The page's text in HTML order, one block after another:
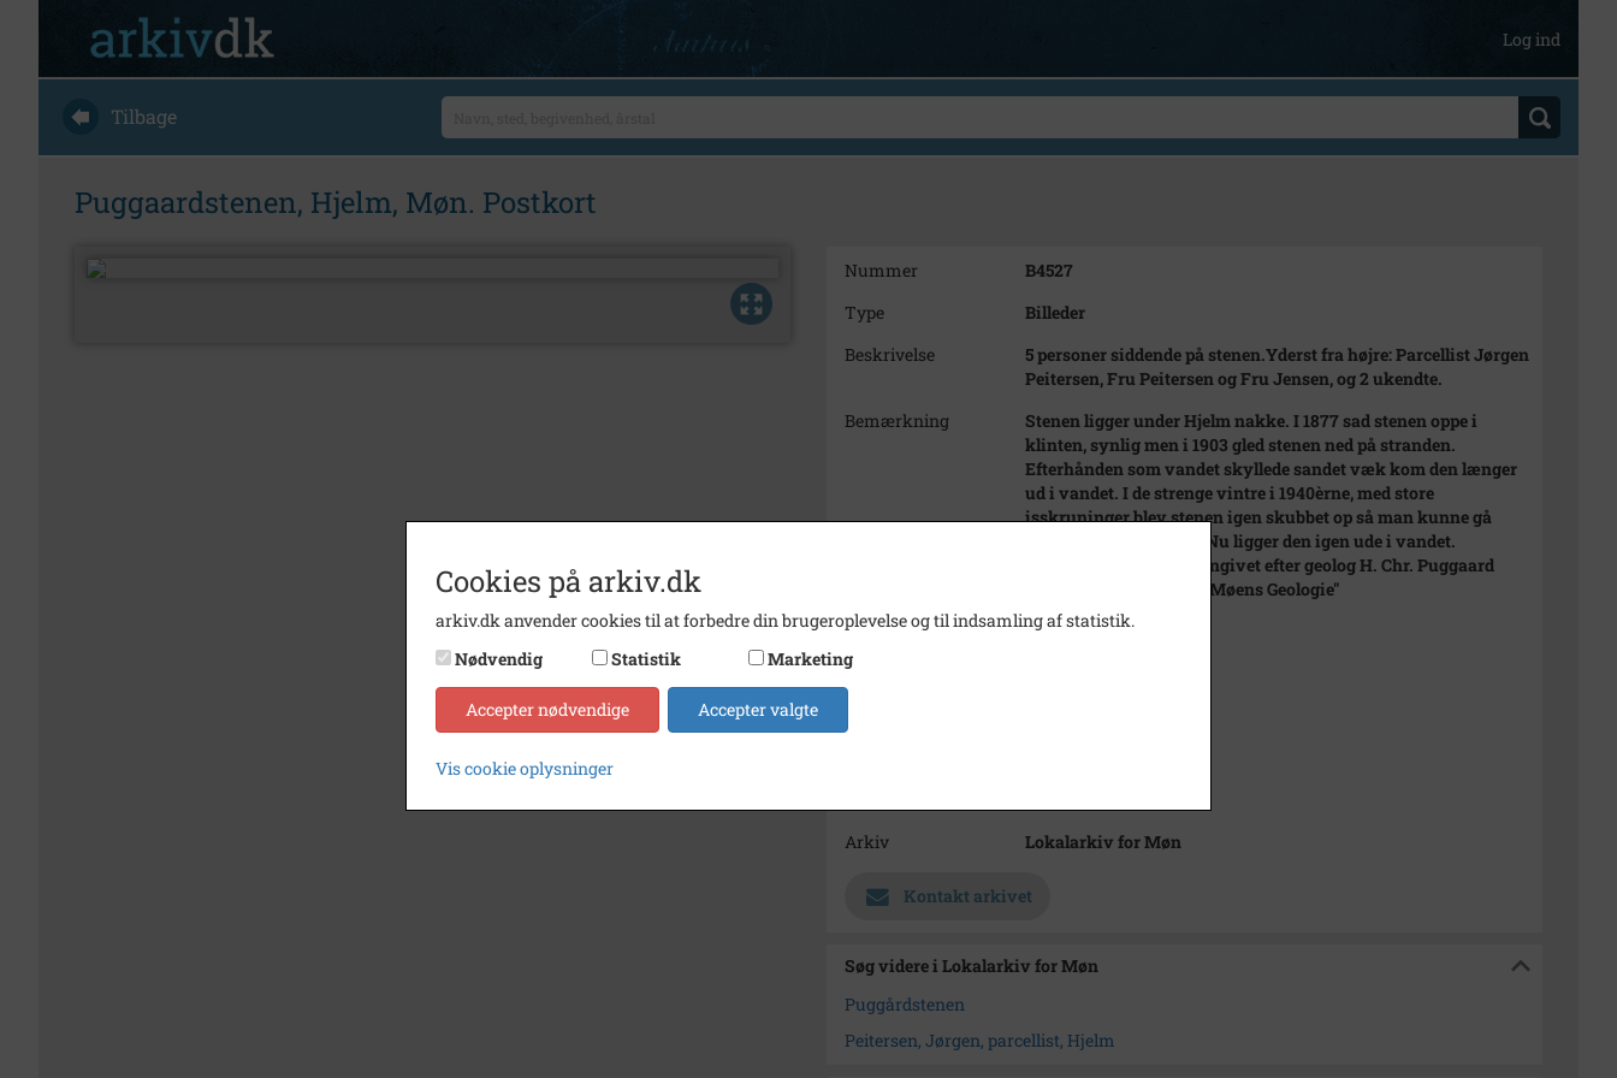
Log ind
Tilbage
Puggaardstenen, Hjelm, Møn. Postkort
Nummer
B4527
Type
Billeder
Beskrivelse
5 personer siddende på stenen.Yderst fra højre: Parcellist Jørgen
Peitersen, Fru Peitersen og Fru Jensen, og 2 ukendte.
Bemærkning
Stenen ligger under Hjelm nakke. I 1877 sad stenen oppe i
klinten, synlig men i 1903 gled stenen ned på stranden.
Efterhånden som vandet skyllede sandet væk kom den længer
ud i vandet. I de strenge vintre i 1940èrne, med store
isskruninger blev stenen igen skubbet op så man kunne gå
tørskoet omkring den. Nu ligger den igen ude i vandet.
Puggaardstenen er navngivet efter geolog H. Chr. Puggaard
(1823-1864) der udgav "Møens Geologie"
Periode
1904 - 1909
Dateringsnote
Arkiv
Lokalarkiv for Møn
Kontakt arkivet
Søg videre i Lokalarkiv for Møn
Puggårdstenen
Peitersen, Jørgen, parcellist, Hjelm
Cookies på arkiv.dk
arkiv.dk anvender cookies til at forbedre din brugeroplevelse og til indsamling af statistik.
Nødvendig
Statistik Marketing
Accepter nødvendige Accepter valgte
Vis cookie oplysninger